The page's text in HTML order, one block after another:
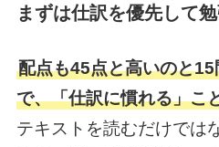
まずは仕訳を優先して
配点も45点と高いのと
で、「仕訳に慣れる」こ
テキストを読むだけでは